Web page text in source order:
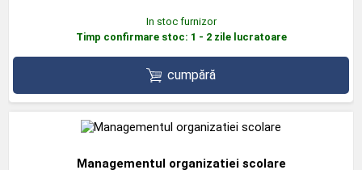
In stoc furnizor
Timp confirmare stoc: 1 - 2 zile lucratoare
cumpără
Managementul organizatiei scolare